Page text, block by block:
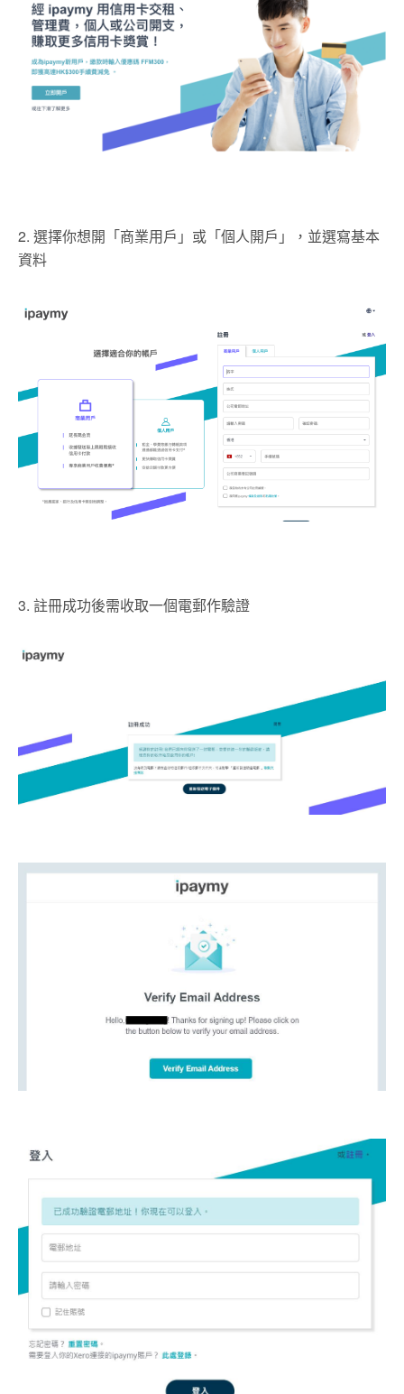
2. 選擇你想開「商業用戶」或「個人開戶」，並選寫基本
資料
3. 註冊成功後需收取一個電郵作驗證